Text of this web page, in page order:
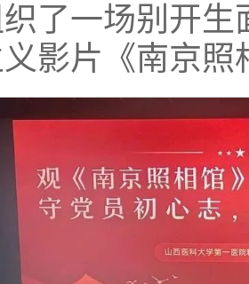
了一场别开
影片《南京照